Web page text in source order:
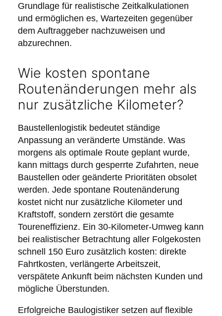
Grundlage für realistische Zeitkalkulationen
und ermöglichen es, Wartezeiten gegenüber
dem Auftraggeber nachzuweisen und
abzurechnen.
Wie kosten spontane
Routenänderungen mehr als
nur zusätzliche Kilometer?
Baustellenlogistik bedeutet ständige
Anpassung an veränderte Umstände. Was
morgens als optimale Route geplant wurde,
kann mittags durch gesperrte Zufahrten, neue
Baustellen oder geänderte Prioritäten obsolet
werden. Jede spontane Routenänderung
kostet nicht nur zusätzliche Kilometer und
Kraftstoff, sondern zerstört die gesamte
Toureneffizienz. Ein 30-Kilometer-Umweg kann
bei realistischer Betrachtung aller Folgekosten
schnell 150 Euro zusätzlich kosten: direkte
Fahrtkosten, verlängerte Arbeitszeit,
verspätete Ankunft beim nächsten Kunden und
mögliche Überstunden.
Erfolgreiche Baulogistiker setzen auf flexible